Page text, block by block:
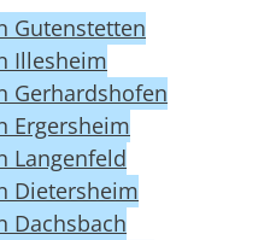
Gutenstetten
Illesheim
Gerhardshofen
Ergersheim
Langenfeld
Dietersheim
Dachsbach